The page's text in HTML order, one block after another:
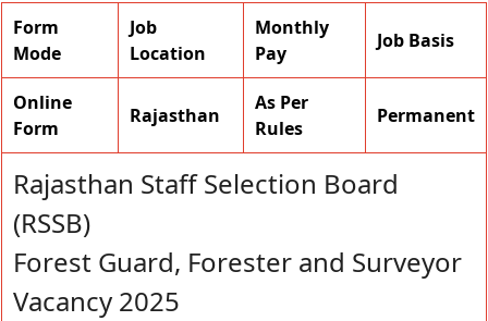
Form
Mode
Job
Location
Monthly
Pay
Job Basis
Online
Form
Rajasthan
As Per
Rules
Permanent
Rajasthan Staff Selection Board
(RSSB)
Forest Guard, Forester and Surveyor
Vacancy 2025